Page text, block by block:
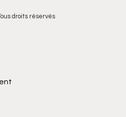
droits réservés